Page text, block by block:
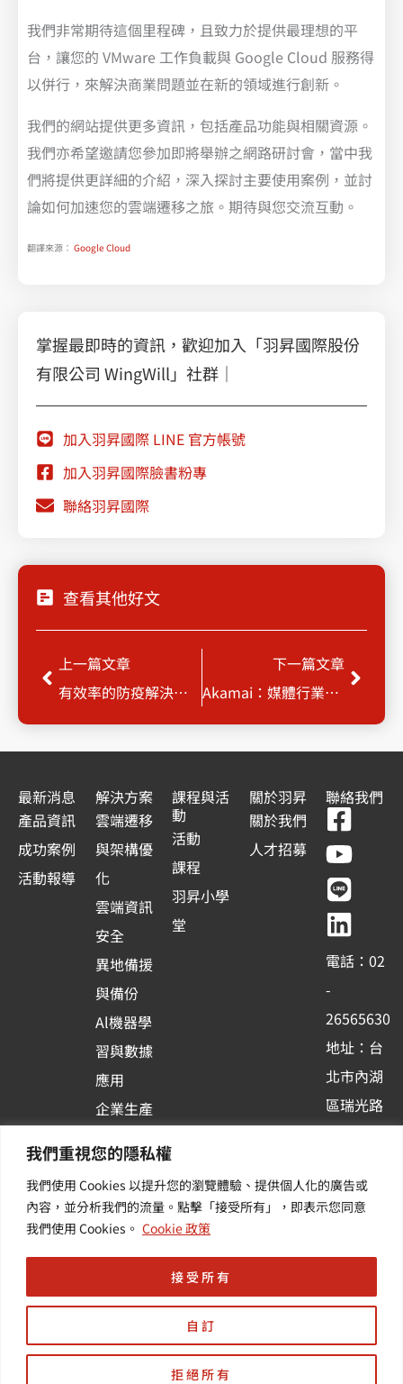
我們重視您的隱私權
我們使用 Cookies 以提升您的瀏覽體驗、提供個人化的廣告或
內容，並分析我們的流量。點擊「接受所有」，即表示您同意
我們使用 Cookies。 Cookie 政策
自訂
拒絕所有
接受所有
我們非常期待這個里程碑，且致力於提供最理想的平
台，讓您的 VMware 工作負載與 Google Cloud 服務得
以併行，來解決商業問題並在新的領域進行創新。
我們的網站提供更多資訊，包括產品功能與相關資源。
我們亦希望邀請您參加即將舉辦之網路研討會，當中我
們將提供更詳細的介紹，深入探討主要使用案例，並討
論如何加速您的雲端遷移之旅。期待與您交流互動。
翻譯來源： Google Cloud
掌握最即時的資訊，歡迎加入「羽昇國際股份
有限公司 WingWill」社群｜
加入羽昇國際 LINE 官方帳號
加入羽昇國際臉書粉專
聯絡羽昇國際
查看其他好文
上一頁
上一篇文章
有效率的防疫解決方案
下一篇文章
Akamai：媒體行業面臨大量撞庫攻擊
下一
最新消息
產品資訊
成功案例
活動報導
解決方案
雲端遷移
與架構優
化
雲端資訊
安全
異地備援
與備份
Al機器學
習與數據
應用
企業生產
容器化平
台應用
其他／加
值服務
課程與活
動
活動
課程
羽昇小學
堂
關於羽昇
關於我們
人才招募
聯絡我們
F
a
c
e
b
o
o
k
-
s
q
u
r
e
Y
o
u
t
u
b
e
L
i
n
e
L
i
n
k
e
d
i
n
電話：02
-
26565630
地址：台
北市內湖
區瑞光路
訂閱羽昇
新訊 | 提
產業資訊